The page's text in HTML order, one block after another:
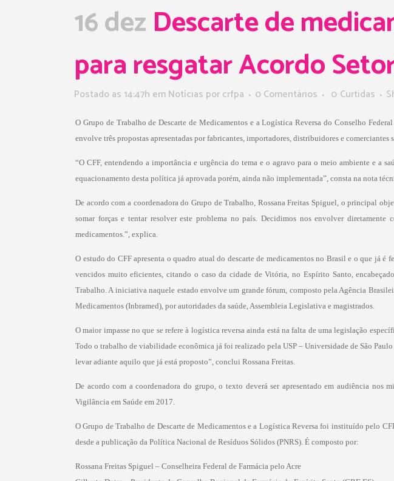
16 dez Descarte de
para resgatar Acordo
Postado as 14:47h emNotícias porcrfpa 0 Comentários 0 Curtidas
O Grupo de Trabalho de Descarte de Medicamentos e a Logística Reversa do Conselho
envolve três propostas apresentadas por fabricantes, importadores, distribuidores e
“O CFF, entendendo a importância e urgência do tema e o agravo para o meio ambiente e a
equacionamento desta política já aprovada porém, ainda não implementada”, consta na nota
De acordo com a coordenadora do Grupo de Trabalho, Rossana Freitas Spiguel, o principal
somar forças e tentar resolver este problema no país. Decidimos nos envolver
medicamentos.”, explica.
O estudo do CFF apresenta o quadro atual do descarte de medicamentos no Brasil e o que já
vencidos muito eficientes, citando o caso da cidade de Vitória, no Espírito Santo,
Trabalho. A iniciativa naquele estado envolve um grande fórum, composto pela Agência
Medicamentos (Inbramed), por autoridades da saúde, Assembleia Legislativa e magistrados.
O maior impasse no que se refere à logística reversa ainda está na falta de uma legislação
Todo o trabalho de viabilidade econômica já foi realizado pela USP – Universidade de São
levar adiante aquilo que já está proposto”, conclui Rossana Freitas.
De acordo com a coordenadora do grupo, o texto deverá ser apresentado em audiência nos
Vigilância em Saúde em 2017.
O Grupo de Trabalho de Descarte de Medicamentos e a Logística Reversa foi instituído pelo
desde a publicação da Política Nacional de Resíduos Sólidos (PNRS). É composto por:
Rossana Freitas Spiguel – Conselheira Federal de Farmácia pelo Acre